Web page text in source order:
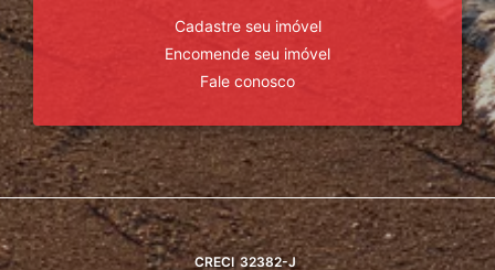
Cadastre seu imóvel
Encomende seu imóvel
Fale conosco
CRECI 32382-J